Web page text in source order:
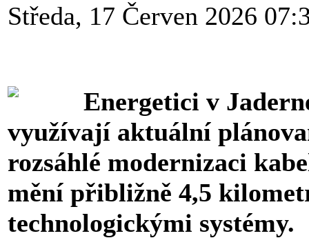
Středa, 17 Červen 2026
Energetici v
využívají aktuální
rozsáhlé modernizaci
mění přibližně 4,5
technologickými systémy.